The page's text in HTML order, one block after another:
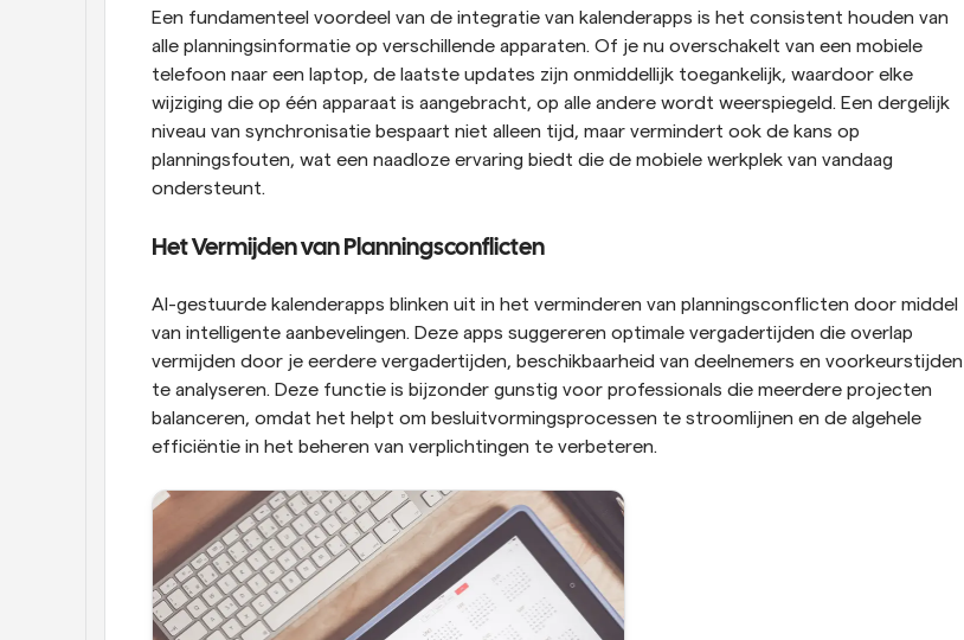
Een fundamenteel voordeel van de integratie van kalenderapps is het consistent houden van
alle planningsinformatie op verschillende apparaten. Of je nu overschakelt van een mobiele
telefoon naar een laptop, de laatste updates zijn onmiddellijk toegankelijk, waardoor elke
wijziging die op één apparaat is aangebracht, op alle andere wordt weerspiegeld. Een dergelijk
niveau van synchronisatie bespaart niet alleen tijd, maar vermindert ook de kans op
planningsfouten, wat een naadloze ervaring biedt die de mobiele werkplek van vandaag
ondersteunt.
Het Vermijden van Planningsconflicten
AI-gestuurde kalenderapps blinken uit in het verminderen van planningsconflicten door middel
van intelligente aanbevelingen. Deze apps suggereren optimale vergadertijden die overlap
vermijden door je eerdere vergadertijden, beschikbaarheid van deelnemers en voorkeurstijden
te analyseren. Deze functie is bijzonder gunstig voor professionals die meerdere projecten
balanceren, omdat het helpt om besluitvormingsprocessen te stroomlijnen en de algehele
efficiëntie in het beheren van verplichtingen te verbeteren.